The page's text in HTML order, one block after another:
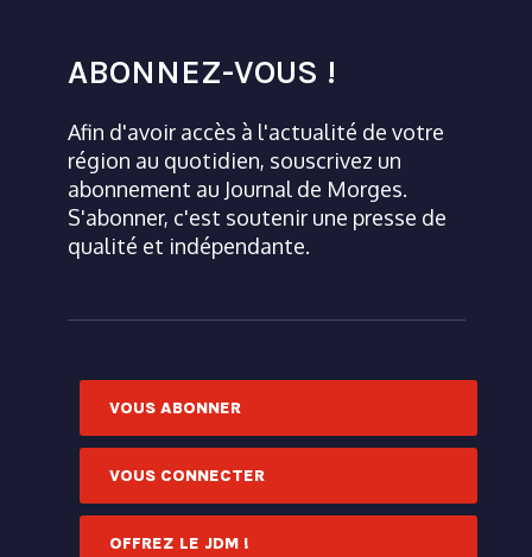
ABONNEZ-VOUS !
Afin d'avoir accès à l'actualité de votre
région au quotidien, souscrivez un
abonnement au Journal de Morges.
S'abonner, c'est soutenir une presse de
qualité et indépendante.
VOUS ABONNER
VOUS CONNECTER
OFFREZ LE JDM !